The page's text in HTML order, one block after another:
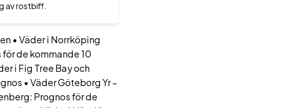
av rostbiff.
• Väder i Norrköping
de kommande 10
i Fig Tree Bay och
• Väder Göteborg Yr –
Prognos för de